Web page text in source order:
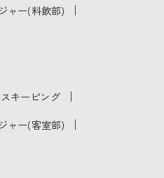
ャー(料飲部) ｜
キーピング ｜
ャー(客室部) ｜